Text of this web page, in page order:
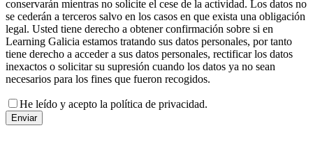
conservarán mientras no solicite el cese de la actividad. Los datos no
se cederán a terceros salvo en los casos en que exista una obligación
legal. Usted tiene derecho a obtener confirmación sobre si en
Learning Galicia estamos tratando sus datos personales, por tanto
tiene derecho a acceder a sus datos personales, rectificar los datos
inexactos o solicitar su supresión cuando los datos ya no sean
necesarios para los fines que fueron recogidos.
He leído y acepto la política de privacidad.
Enviar